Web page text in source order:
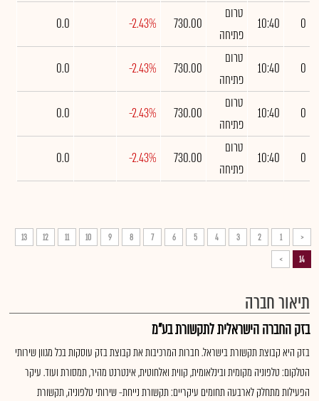
0
10:40
טרום
פתיחה
730.00
-2.43%
0.0
0
10:40
טרום
פתיחה
730.00
-2.43%
0.0
0
10:40
טרום
פתיחה
730.00
-2.43%
0.0
0
10:40
טרום
פתיחה
730.00
-2.43%
0.0
<
1
2
3
4
5
6
7
8
9
10
11
12
13
14
>
תיאור חברה
בזק החברה הישראלית לתקשורת בע"מ
בזק היא קבוצת תקשורת בישראל. חברות המרכיבות את קבוצת בזק עוסקות בכל מגוון שירותי
הטלקום: טלפוניה מקומית ובינלאומית, קווית ואלחוטית, אינטרנט מהיר, תמסורת ועוד. עיקר
הפעילות מתחלק לארבעה תחומים עיקריים: תקשורת נייחת- שירותי טלפוניה, תקשורת